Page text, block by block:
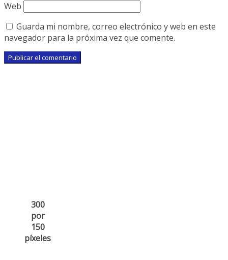
Web
Guarda mi nombre, correo electrónico y web en este
navegador para la próxima vez que comente.
300
por
150
píxeles